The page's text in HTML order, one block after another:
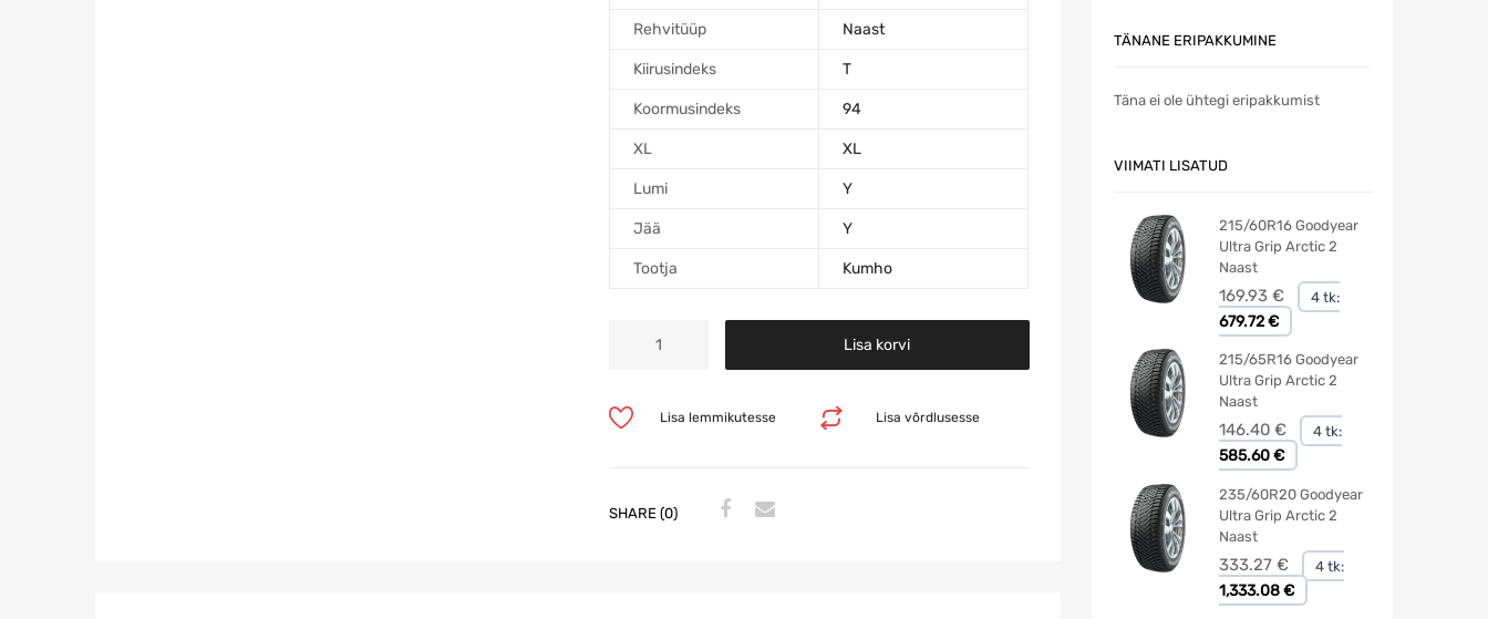
Rehvitüüp Naast
Kiirusindeks T
Koormusindeks 94
XL XL
Lumi Y
Jää Y
Tootja Kumho
Lisa korvi
Lisa võrdlusesse
Lisa lemmikutesse
SHARE (0)
TÄNANE ERIPAKKUMINE
Täna ei ole ühtegi eripakkumist
VIIMATI LISATUD
215/60R16 Goodyear
Ultra Grip Arctic 2
Naast
169.93 € 4 tk:
679.72 €
215/65R16 Goodyear
Ultra Grip Arctic 2
Naast
146.40 € 4 tk:
585.60 €
235/60R20 Goodyear
Ultra Grip Arctic 2
Naast
333.27 € 4 tk:
1,333.08 €